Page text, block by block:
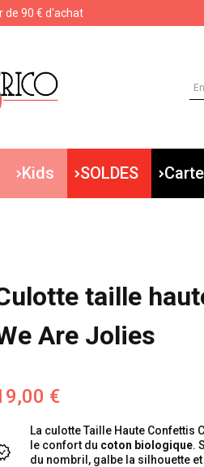
de 90 € d'achat
Kids SOLDES
taille
Are Jolies
€
La culotte Taille Haute Confettis
le confort du coton biologique.
du nombril, galbe la silhouette